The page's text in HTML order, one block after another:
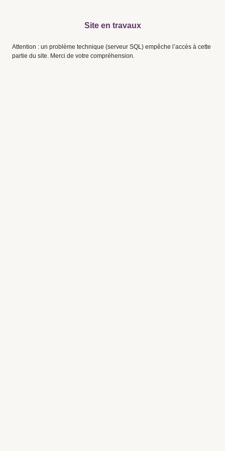
Site en travaux
Attention : un problème technique (serveur SQL) empêche l’accès à cette
partie du site. Merci de votre compréhension.